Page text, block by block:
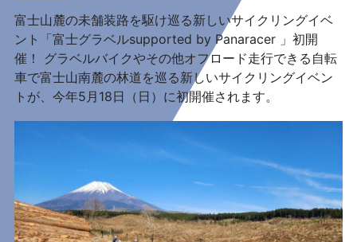
富士山麓の未舗装路を駆け巡る新しいサイクリングイベ
ント「富士グラベルsupported by Panaracer 」初開
催！ グラベルバイクやその他オフロード走行できる自転
車で富士山南麓の林道を巡る新しいサイクリングイベン
トが、今年5月18日（日）に初開催されます。